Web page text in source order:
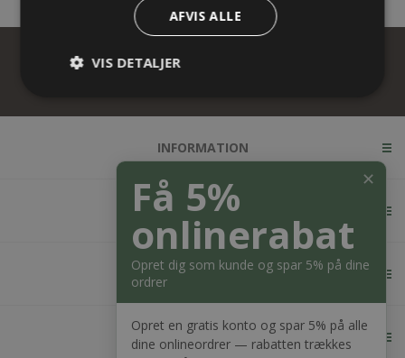
INFORMATION
KUNDESERVICE
MIN KONTO
KONTAKT OS
✕
Få 5%
onlinerabat
Opret dig som kunde og spar 5% på dine
ordrer
Opret en gratis konto og spar 5% på alle
dine onlineordrer — rabatten trækkes
AFVIS ALLE
VIS DETALJER